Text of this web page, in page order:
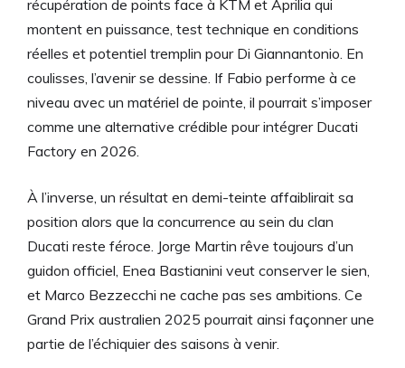
récupération de points face à KTM et Aprilia qui
montent en puissance, test technique en conditions
réelles et potentiel tremplin pour Di Giannantonio. En
coulisses, l’avenir se dessine. If Fabio performe à ce
niveau avec un matériel de pointe, il pourrait s’imposer
comme une alternative crédible pour intégrer Ducati
Factory en 2026.
À l’inverse, un résultat en demi-teinte affaiblirait sa
position alors que la concurrence au sein du clan
Ducati reste féroce. Jorge Martin rêve toujours d’un
guidon officiel, Enea Bastianini veut conserver le sien,
et Marco Bezzecchi ne cache pas ses ambitions. Ce
Grand Prix australien 2025 pourrait ainsi façonner une
partie de l’échiquier des saisons à venir.